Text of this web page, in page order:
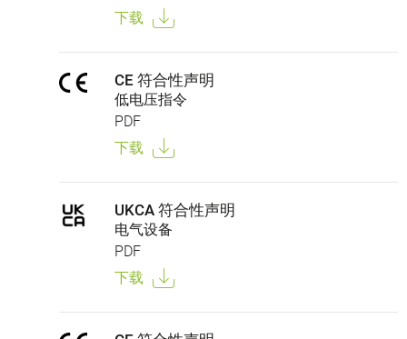
下载
CE 符合性声明
低电压指令
PDF
下载
UKCA 符合性声明
电气设备
PDF
下载